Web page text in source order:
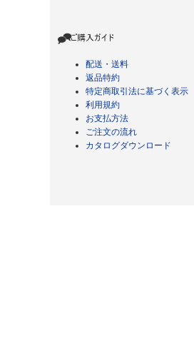
配送・送料
返品特約
特定商取引法に基づく表示
利用規約
お支払方法
ご注文の流れ
カタログダウンロード